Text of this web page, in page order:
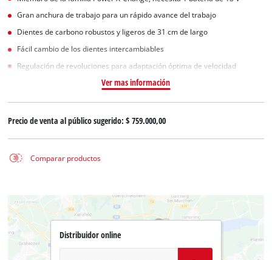
Gran anchura de trabajo para un rápido avance del trabajo
Dientes de carbono robustos y ligeros de 31 cm de largo
Fácil cambio de los dientes intercambiables
Regulación de revoluciones para adaptación óptima de velocidad
Ver mas información
Precio de venta al público sugerido:$ 759.000,00
Comparar productos
Distribuidor online